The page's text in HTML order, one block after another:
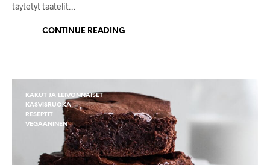
täytetyt taatelit…
CONTINUE READING
KAKUT JA LEIVONNAISET
KASVISRUOKA
RESEPTIT
VEGAANINEN